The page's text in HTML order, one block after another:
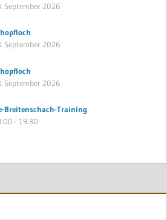
September 2026
September 2026
September 2026
Breitenschach-Training
- 19:30